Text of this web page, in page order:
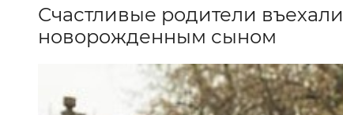
Счастливые родители
новорожденным сыном